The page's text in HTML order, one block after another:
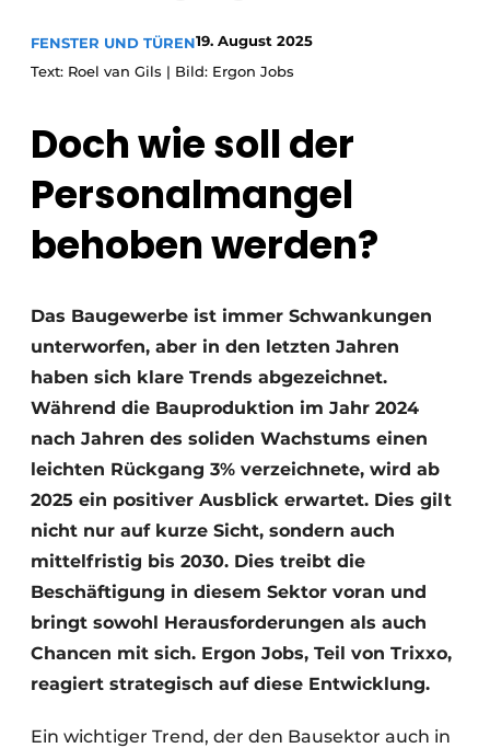
Einladung zu einem Rundtischgespräch - 20 Jahre
Offene Stellen
Werben
FENSTER UND TÜREN19. August 2025
Text: Roel van Gils | Bild: Ergon Jobs
Doch wie soll der
Personalmangel
behoben werden?
Das Baugewerbe ist immer Schwankungen
unterworfen, aber in den letzten Jahren
haben sich klare Trends abgezeichnet.
Während die Bauproduktion im Jahr 2024
nach Jahren des soliden Wachstums einen
leichten Rückgang 3% verzeichnete, wird ab
2025 ein positiver Ausblick erwartet. Dies gilt
nicht nur auf kurze Sicht, sondern auch
mittelfristig bis 2030. Dies treibt die
Beschäftigung in diesem Sektor voran und
bringt sowohl Herausforderungen als auch
Chancen mit sich. Ergon Jobs, Teil von Trixxo,
reagiert strategisch auf diese Entwicklung.
Ein wichtiger Trend, der den Bausektor auch in